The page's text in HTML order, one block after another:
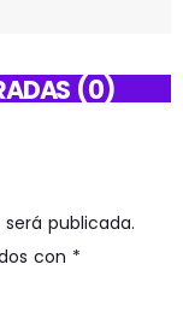
(0)
publicada.
con *